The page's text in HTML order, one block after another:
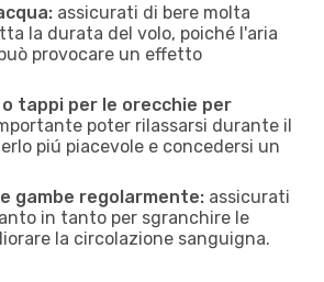
assicurati di bere molta
la durata del volo, poiché l'aria
provocare un effetto
tappi per le orecchie per
poter rilassarsi durante il
piú piacevole e concedersi un
gambe regolarmente: assicurati
in tanto per sgranchire le
la circolazione sanguigna.